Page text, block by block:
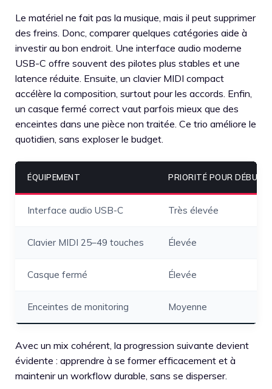
Le matériel ne fait pas la musique, mais il peut supprimer
des freins. Donc, comparer quelques catégories aide à
investir au bon endroit. Une interface audio moderne
USB-C offre souvent des pilotes plus stables et une
latence réduite. Ensuite, un clavier MIDI compact
accélère la composition, surtout pour les accords. Enfin,
un casque fermé correct vaut parfois mieux que des
enceintes dans une pièce non traitée. Ce trio améliore le
quotidien, sans exploser le budget.
ÉQUIPEMENT PRIORITÉ POUR
Interface audio USB-C Très élevée
Clavier MIDI 25–49 touches Élevée
Casque fermé Élevée
Enceintes de monitoring Moyenne
Avec un mix cohérent, la progression suivante devient
évidente : apprendre à se former efficacement et à
maintenir un workflow durable, sans se disperser.